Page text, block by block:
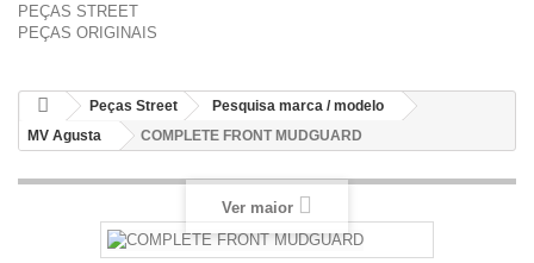
PEÇAS STREET
PEÇAS ORIGINAIS
Peças Street
Pesquisa marca / modelo
MV Agusta
COMPLETE FRONT MUDGUARD
Ver maior